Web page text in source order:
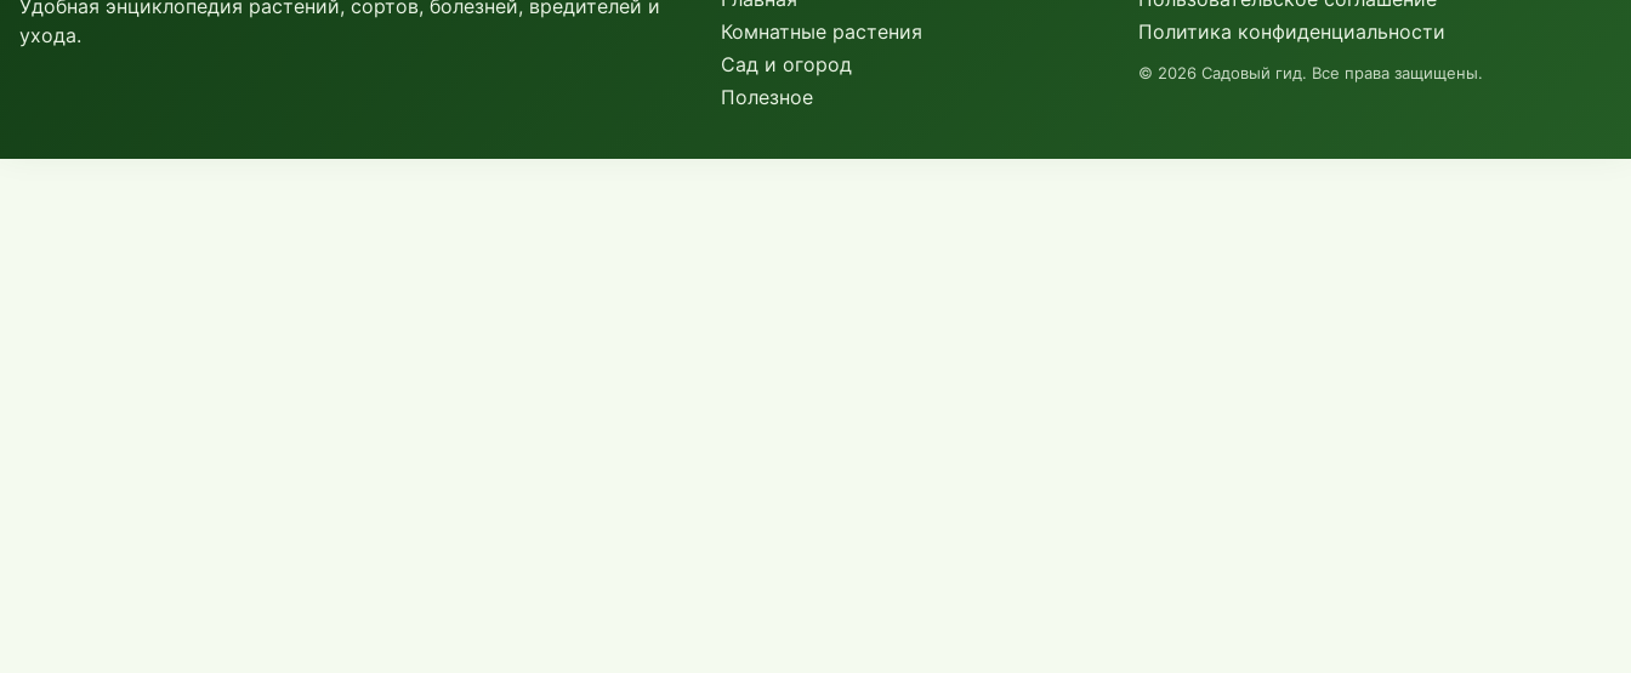
Удобная энциклопедия растений, сортов, болезней, вредителей и
ухода.
Комнатные растения
Сад и огород
Полезное
Политика конфиденциальности
© 2026 Садовый гид. Все права защищены.